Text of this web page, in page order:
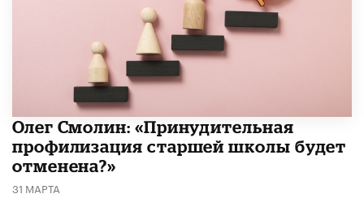
​Олег Смолин: «Принудительная
профилизация старшей школы будет
отменена?»
31 МАРТА